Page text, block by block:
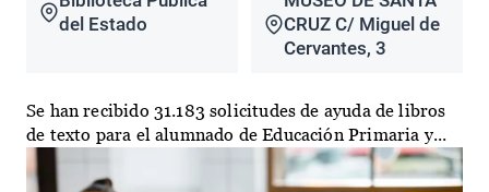
del Estado
CRUZ C/ Miguel de
Cervantes, 3
Se han recibido 31.183 solicitudes de ayuda de libros
de texto para el alumnado de Educación Primaria y...